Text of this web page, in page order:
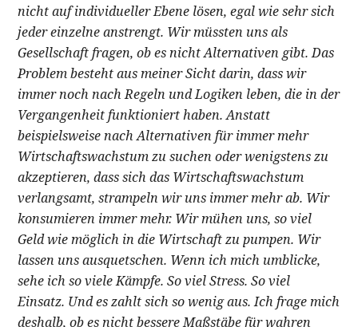
nicht auf individueller Ebene lösen, egal wie sehr sich
jeder einzelne anstrengt. Wir müssten uns als
Gesellschaft fragen, ob es nicht Alternativen gibt. Das
Problem besteht aus meiner Sicht darin, dass wir
immer noch nach Regeln und Logiken leben, die in der
Vergangenheit funktioniert haben. Anstatt
beispielsweise nach Alternativen für immer mehr
Wirtschaftswachstum zu suchen oder wenigstens zu
akzeptieren, dass sich das Wirtschaftswachstum
verlangsamt, strampeln wir uns immer mehr ab. Wir
konsumieren immer mehr. Wir mühen uns, so viel
Geld wie möglich in die Wirtschaft zu pumpen. Wir
lassen uns ausquetschen. Wenn ich mich umblicke,
sehe ich so viele Kämpfe. So viel Stress. So viel
Einsatz. Und es zahlt sich so wenig aus. Ich frage mich
deshalb, ob es nicht bessere Maßstäbe für wahren